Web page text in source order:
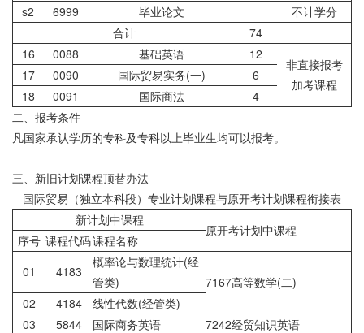
s2
6999 毕业论文
不计学分
合计
74
16
0088 基础英语 12
非直接报考
加考课程
17 0090 国际贸易实务(一)
6
18
0091 国际商法
4
二、报考条件
凡国家承认学历的专科及专科以上毕业生均可以报考。
三、新旧计划课程顶替办法
国际贸易（独立本科段）专业计划课程与原开考计划课程衔接表
新计划中课程
原开考计划中课程
序号 课程代码课程名称
01
4183
概率论与数理统计(经
管类)
7167高等数学(二)
02
4184
线性代数(经管类)
03
5844 国际商务英语
7242经贸知识英语